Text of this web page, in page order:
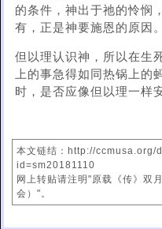
的条件，神出于祂的怜悯
有，正是神要施恩的原因。
但以理认识神，所以在生
上的事急得如同热锅上的
时，是否应像但以理一样
本文链结：http://
id=sm20181110
网上转贴请注明"原载《传》双
会）"。